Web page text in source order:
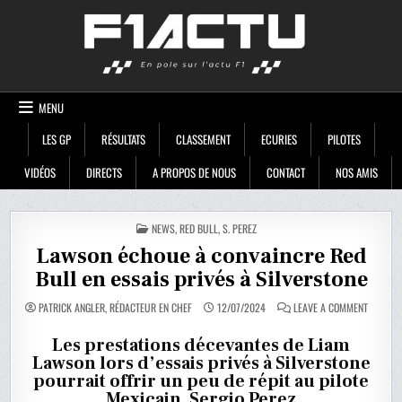
MENU
LES GP
RÉSULTATS CLASSEMENT ECURIES
PILOTES
VIDÉOS
DIRECTS A PROPOS DE NOUS CONTACT NOS AMIS
POSTED
IN
NEWS,RED BULL,S. PEREZ
Lawson échoue à convaincre Red
Bull en essais privés à Silverstone
PATRICK ANGLER, RÉDACTEUR EN CHEF 12/07/2024 LEAVE A COMMENTON
RED
BULL
EN
Les prestations décevantes de Liam
Lawson lors d’essais privés à Silverstone
pourrait offrir un peu de répit au pilote